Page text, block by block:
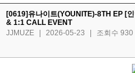
[0619]유나이트(YOUNITE)-8TH EP [
& 1:1 CALL EVENT
JJMUZE
2026-05-23 조회수 930